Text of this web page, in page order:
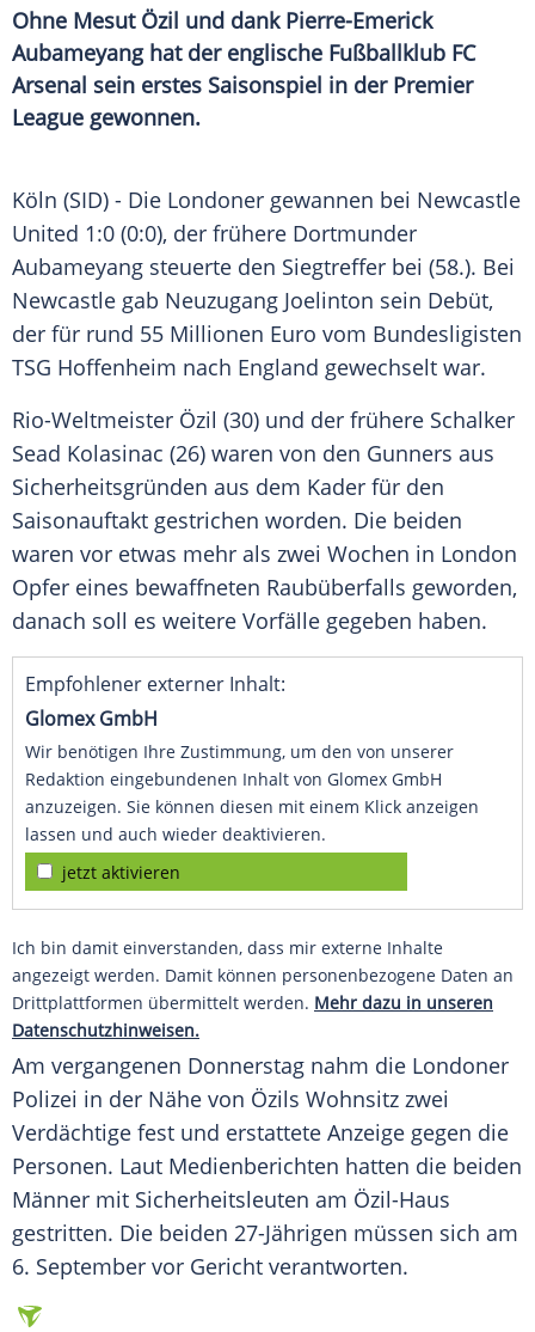
Ohne Mesut Özil und dank Pierre-Emerick
Aubameyang hat der englische Fußballklub FC
Arsenal sein erstes Saisonspiel in der Premier
League gewonnen.
Köln (SID) - Die Londoner gewannen bei Newcastle
United 1:0 (0:0), der frühere Dortmunder
Aubameyang steuerte den Siegtreffer bei (58.). Bei
Newcastle gab Neuzugang Joelinton sein Debüt,
der für rund 55 Millionen Euro vom Bundesligisten
TSG Hoffenheim nach England gewechselt war.
Rio-Weltmeister Özil (30) und der frühere Schalker
Sead Kolasinac (26) waren von den Gunners aus
Sicherheitsgründen aus dem Kader für den
Saisonauftakt gestrichen worden. Die beiden
waren vor etwas mehr als zwei Wochen in London
Opfer eines bewaffneten Raubüberfalls geworden,
danach soll es weitere Vorfälle gegeben haben.
Empfohlener externer Inhalt:
Glomex GmbH
Wir benötigen Ihre Zustimmung, um den von unserer
Redaktion eingebundenen Inhalt von Glomex GmbH
anzuzeigen. Sie können diesen mit einem Klick anzeigen
lassen und auch wieder deaktivieren.
jetzt aktivieren
Ich bin damit einverstanden, dass mir externe Inhalte
angezeigt werden. Damit können personenbezogene Daten an
Drittplattformen übermittelt werden. Mehr dazu in unseren
Datenschutzhinweisen.
Am vergangenen Donnerstag nahm die Londoner
Polizei in der Nähe von Özils Wohnsitz zwei
Verdächtige fest und erstattete Anzeige gegen die
Personen. Laut Medienberichten hatten die beiden
Männer mit Sicherheitsleuten am Özil-Haus
gestritten. Die beiden 27-Jährigen müssen sich am
6. September vor Gericht verantworten.